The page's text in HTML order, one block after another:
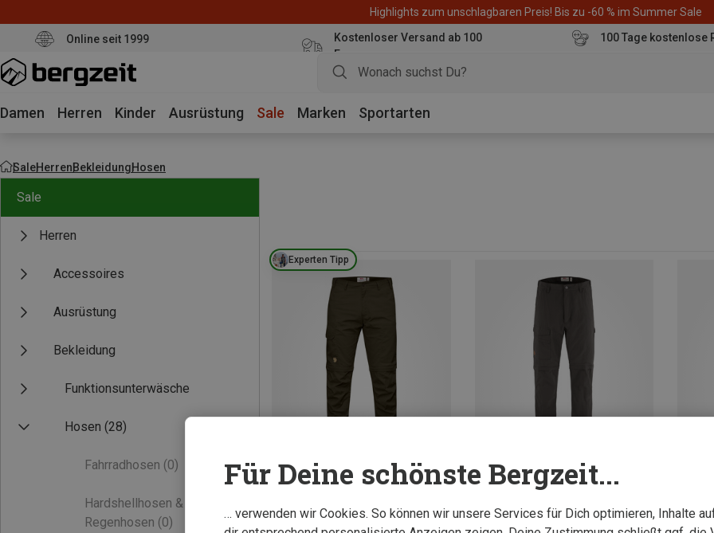
Highlights zum unschlagbaren Preis! Bis zu -60 % im Summer Sale
Online seit 1999
Kostenloser Versand ab 100
Euro
100 Tage kostenlose
Damen Herren Kinder Ausrüstung Sale Marken Sportarten
SaleHerrenBekleidungHosen
Sale
Herren
Accessoires
Ausrüstung
Bekleidung
Funktionsunterwäsche
Hosen (28)
Fahrradhosen (0)
Hardshellhosen &
Regenhosen (0)
Experten Tipp
Du sparst 19% Du sparst 13% Du
Für Deine schönste Bergzeit...
… verwenden wir Cookies. So können wir unsere Services für Dich optimieren, Inhalte